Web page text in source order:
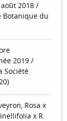
2018 /
Botanique du
2019 /
Société
Rosa x
x R.